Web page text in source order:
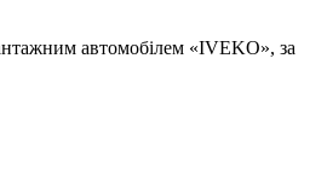
автомобілем «IVEKO», за